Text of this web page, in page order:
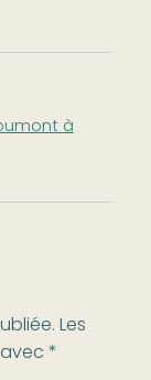
à
Les
*